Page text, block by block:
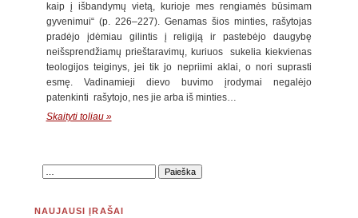
kaip į išbandymų vietą, kurioje mes rengiamės būsimam
gyvenimui“ (p. 226–227). Genamas šios minties, rašytojas
pradėjo įdėmiau gilintis į religiją ir pastebėjo daugybę
neišsprendžiamų prieštaravimų, kuriuos sukelia kiekvienas
teologijos teiginys, jei tik jo nepriimi aklai, o nori suprasti
esmę. Vadinamieji dievo buvimo įrodymai negalėjo
patenkinti rašytojo, nes jie arba iš minties…
Skaityti toliau »
NAUJAUSI ĮRAŠAI